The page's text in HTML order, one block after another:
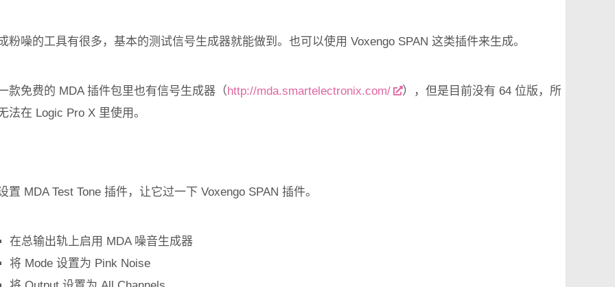
粉噪的工具有很多，基本的测试信号生成器就能做到。也可以使用 Voxengo SPAN 这类插件来生成。
款免费的 MDA 插件包里也有信号生成器（http://mda.smartelectronix.com/
），但是目前没有 64 位版，所
法在 Logic Pro X 里使用。
置 MDA Test Tone 插件，让它过一下 Voxengo SPAN 插件。
在总输出轨上启用 MDA 噪音生成器
将 Mode 设置为 Pink Noise